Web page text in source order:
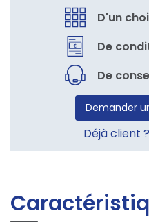
D'un
De
De
Demander
Déjà client